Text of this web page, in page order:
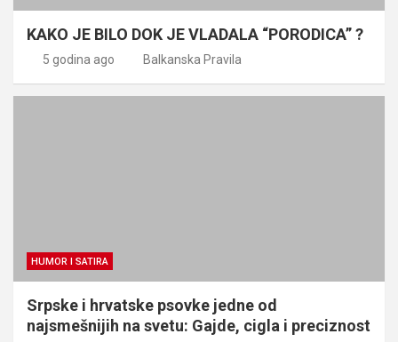
KAKO JE BILO DOK JE VLADALA “PORODICA” ?
5 godina ago Balkanska Pravila
HUMOR I SATIRA
Srpske i hrvatske psovke jedne od
najsmešnijih na svetu: Gajde, cigla i preciznost